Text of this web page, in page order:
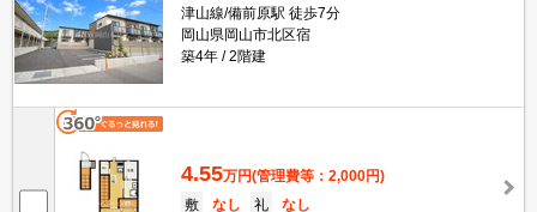
津山線/備前原駅 徒歩7分
岡山県岡山市北区宿
築4年
2階建
4.55万円(管理費等：2,000円)
敷
なし 礼
なし